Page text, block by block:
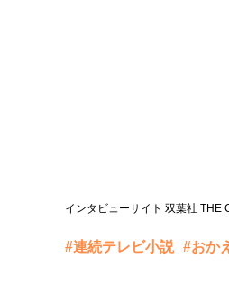
インタビューサイト 双葉社 THE
#連続テレビ小説 #おか